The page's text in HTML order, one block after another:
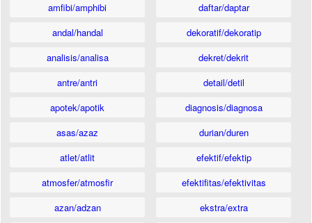
amfibi/amphibi
andal/handal
analisis/analisa
antre/antri
apotek/apotik
asas/azaz
atlet/atlit
atmosfer/atmosfir
azan/adzan
daftar/daptar
dekoratif/dekoratip
dekret/dekrit
detail/detil
diagnosis/diagnosa
durian/duren
efektif/efektip
efektifitas/efektivitas
ekstra/extra